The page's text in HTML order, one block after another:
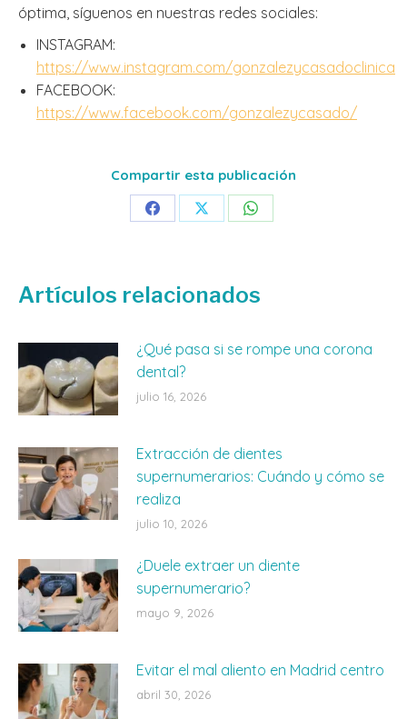
óptima, síguenos en nuestras redes sociales:
INSTAGRAM:
https://www.instagram.com/gonzalezycasadoclinica
FACEBOOK:
https://www.facebook.com/gonzalezycasado/
Compartir esta publicación
Share Share Share
Artículos relacionados
¿Qué pasa si se rompe una corona
dental?
julio 16, 2026
Extracción de dientes
supernumerarios: Cuándo y cómo se
realiza
julio 10, 2026
¿Duele extraer un diente
supernumerario?
mayo 9, 2026
Evitar el mal aliento en Madrid centro
abril 30, 2026